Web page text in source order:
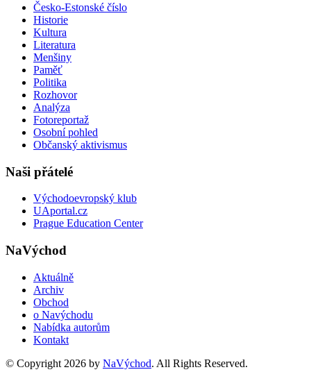
Česko-Estonské číslo
Historie
Kultura
Literatura
Menšiny
Paměť
Politika
Rozhovor
Analýza
Fotoreportaž
Osobní pohled
Občanský aktivismus
Naši přátelé
Východoevropský klub
UAportal.cz
Prague Education Center
NaVýchod
Aktuálně
Archiv
Obchod
o Navýchodu
Nabídka autorům
Kontakt
© Copyright 2026 by NaVýchod. All Rights Reserved.